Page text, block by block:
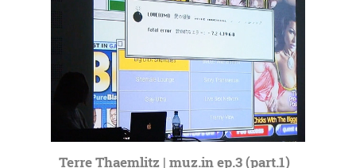
Terre Thaemlitz | muz.in ep.3 (part.1)